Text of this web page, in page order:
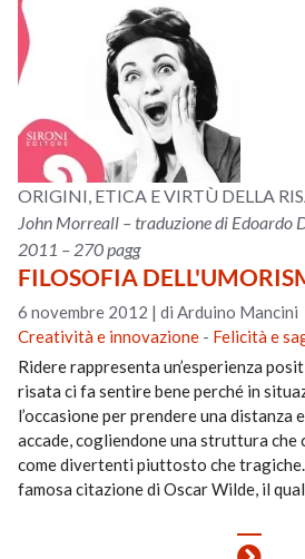
ORIGINI, ETICA E VIRTÙ DELLA
John Morreall – traduzione di Edoardo
2011 – 270 pagg
FILOSOFIA
6 novembre 2012 |di Arduino Mancini
Creatività e innovazione - Felicità e
Ridere rappresenta un’esperienza
risata ci fa sentire bene perché in
l’occasione per prendere una distanza
accade, cogliendone una struttura
come divertenti piuttosto che tragiche.
famosa citazione di Oscar Wilde, il